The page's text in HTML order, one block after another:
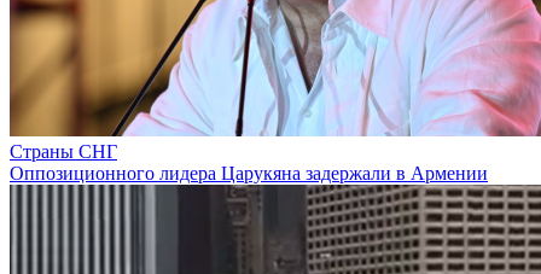
Страны СНГ
Оппозиционного лидера Царукяна задержали в Армении